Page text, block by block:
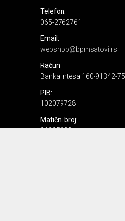
Telefon:
065-2762761
Email:
webshop@bpmsatovi.rs
Račun
Banka Intesa 160-91342-75
PIB:
102079728
Matični broj:
06205232